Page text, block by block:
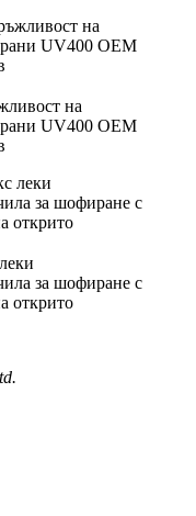
на
UV400 OEM
за шофиране с
открито